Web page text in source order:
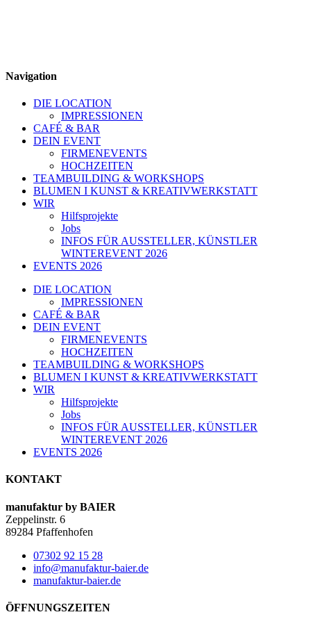
Navigation
DIE LOCATION
IMPRESSIONEN
CAFÉ & BAR
DEIN EVENT
FIRMENEVENTS
HOCHZEITEN
TEAMBUILDING & WORKSHOPS
BLUMEN I KUNST & KREATIVWERKSTATT
WIR
Hilfsprojekte
Jobs
INFOS FÜR AUSSTELLER, KÜNSTLER
WINTEREVENT 2026
EVENTS 2026
DIE LOCATION
IMPRESSIONEN
CAFÉ & BAR
DEIN EVENT
FIRMENEVENTS
HOCHZEITEN
TEAMBUILDING & WORKSHOPS
BLUMEN I KUNST & KREATIVWERKSTATT
WIR
Hilfsprojekte
Jobs
INFOS FÜR AUSSTELLER, KÜNSTLER
WINTEREVENT 2026
EVENTS 2026
KONTAKT
manufaktur by BAIER
Zeppelinstr. 6
89284 Pfaffenhofen
07302 92 15 28
info@manufaktur-baier.de
manufaktur-baier.de
ÖFFNUNGSZEITEN